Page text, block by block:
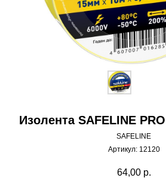
Изолента SAFELINE
SAFELINE
Артикул: 12120
64,00 р.